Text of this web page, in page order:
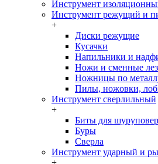
Инструмент
Инструмент режущий и
+
Диски режущие
Кусачки
Напильники и
Ножи и сменные
Ножницы по
Пилы, ножовки,
Инструмент сверлильный
+
Биты для
Буры
Сверла
Инструмент ударный и